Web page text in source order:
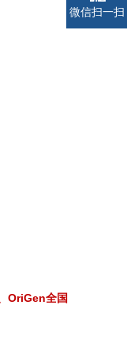
OriGen全国
微信扫一扫